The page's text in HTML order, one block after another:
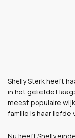
Shelly Sterk heeft
in het geliefde
meest populaire
familie is haar liefde
Nu heeft Shelly